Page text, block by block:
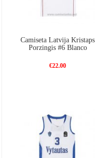
Camiseta Latvija Kristaps
Porzingis #6 Blanco
€22.00